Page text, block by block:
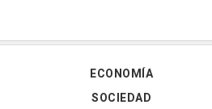
ECONOMÍA
SOCIEDAD